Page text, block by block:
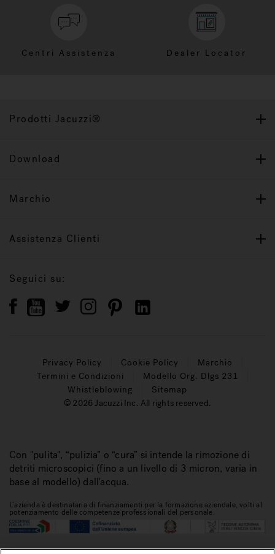
Centri Assistenza Dealer Locator
Prodotti Jacuzzi®
Download
Marchio
Assistenza Clienti
Seguici su:
Privacy Policy Cookie Policy
Marchio
Termini e Condizioni
Modello Org. Dlgs 231
Whistleblowing
Sitemap
© 2026 Jacuzzi Inc. All rights reserved.
Con "pulita", “pulizia” o “cura” si intende la rimozione di
detriti microscopici (fino a un livello di 3 micron, varia in
base al modello) dall'acqua.
L’azienda è destinataria di finanziamenti per la formazione aziendale, volti al
potenziamento delle competenze professionali del personale.